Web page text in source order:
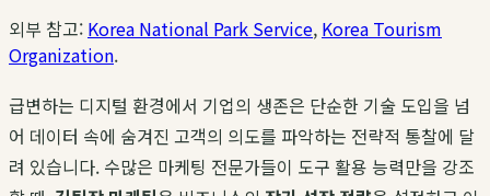
외부 참고: Korea National Park Service, Korea Tourism
Organization.
급변하는 디지털 환경에서 기업의 생존은 단순한 기술 도입을 넘
어 데이터 속에 숨겨진 고객의 의도를 파악하는 전략적 통찰에 달
려 있습니다. 수많은 마케팅 전문가들이 도구 활용 능력만을 강조